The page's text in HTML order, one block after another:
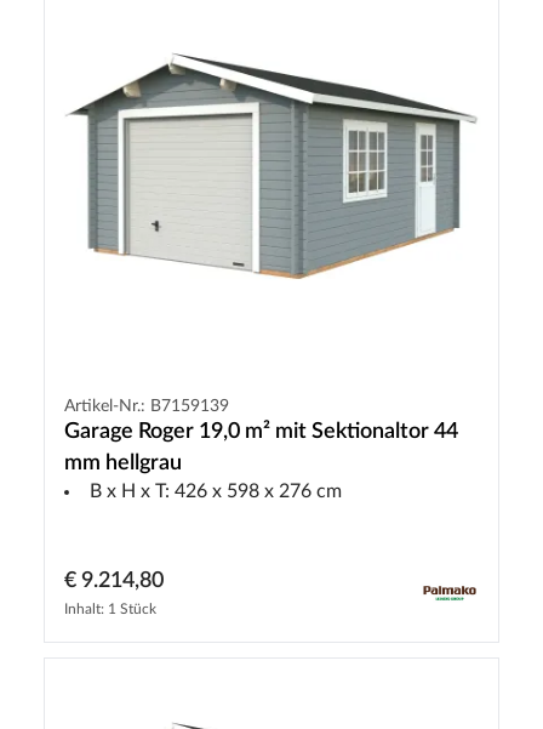
Artikel-Nr.: B7159139
Garage Roger 19,0 m² mit Sektionaltor 44
mm hellgrau
B x H x T: 426 x 598 x 276 cm
€ 9.214,80
Inhalt: 1 Stück